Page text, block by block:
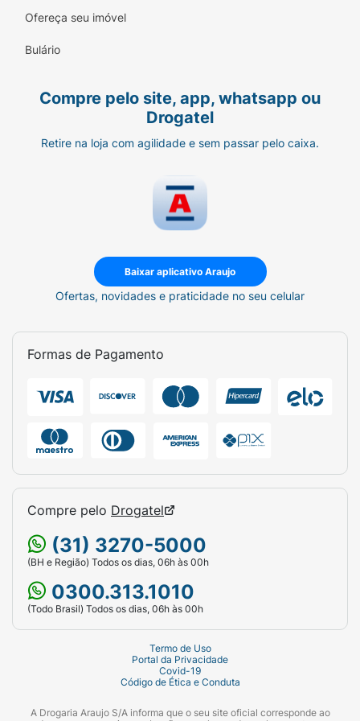
Manutenção Dermatológica:
prolongar os resultados de procedimentos
Ofereça seu imóvel
Bulário
Compre pelo site, app, whatsapp ou
Drogatel
Retire na loja com agilidade e sem passar pelo caixa.
Baixar aplicativo Araujo
Ofertas, novidades e praticidade no seu celular
Formas de Pagamento
Compre pelo Drogatel
(31) 3270-5000
(BH e Região) Todos os dias, 06h às 00h
0300.313.1010
(Todo Brasil) Todos os dias, 06h às 00h
Termo de Uso
Portal da Privacidade
Covid-19
Código de Ética e Conduta
A Drogaria Araujo S/A informa que o seu site oficial corresponde ao